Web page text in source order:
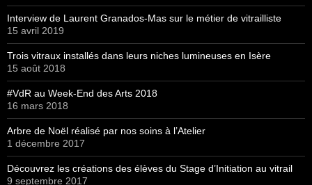
Interview de Laurent Granados-Mas sur le métier de vitrailliste
15 avril 2019
Trois vitraux installés dans leurs niches lumineuses en Isère
15 août 2018
#VdR au Week-End des Arts 2018
16 mars 2018
Arbre de Noël réalisé par nos soins à l’Atelier
1 décembre 2017
Découvrez les créations des élèves du Stage d’Initiation au vitrail
9 septembre 2017